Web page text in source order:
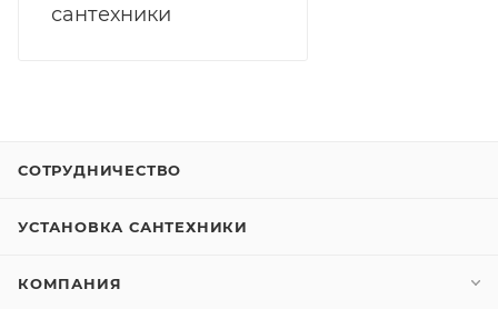
сантехники
СОТРУДНИЧЕСТВО
УСТАНОВКА САНТЕХНИКИ
КОМПАНИЯ